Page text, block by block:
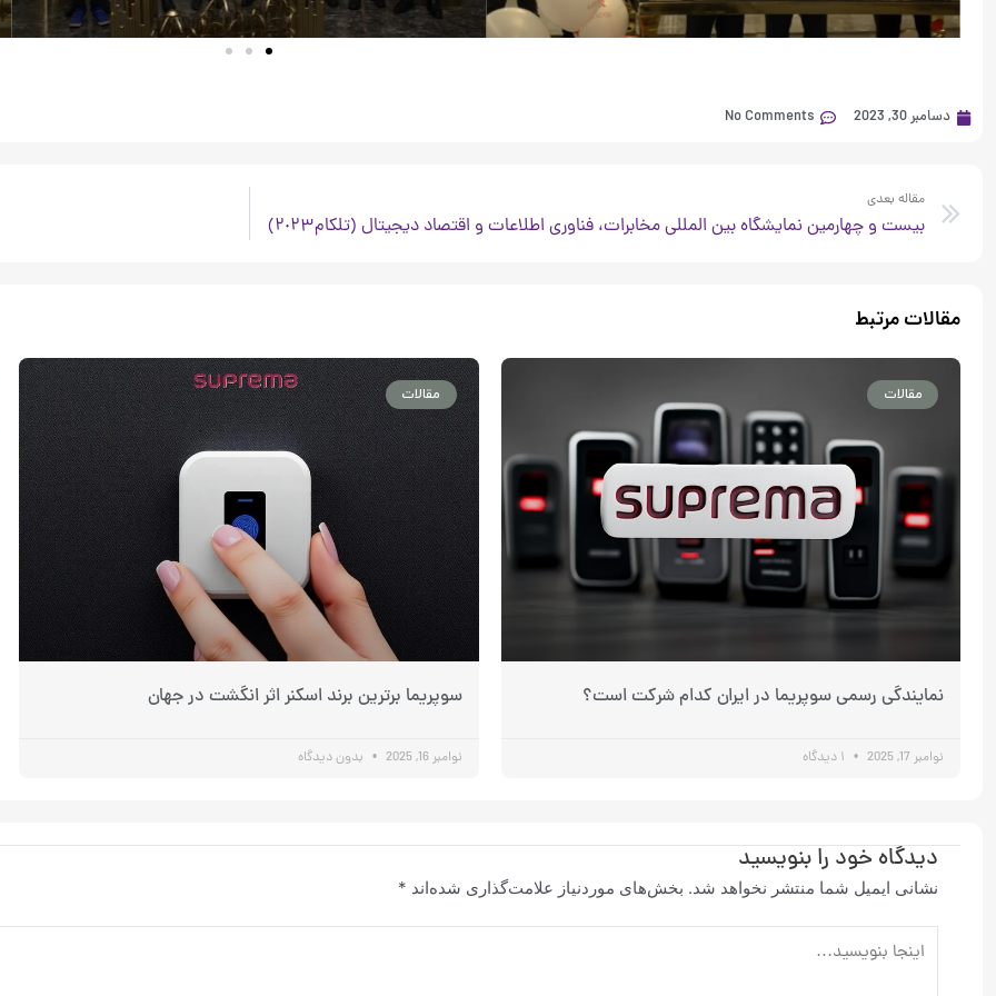
دسامبر 30, 2023 No Comments
Prev
مقاله بعدی
بیست و چهارمین نمایشگاه بین المللی مخابرات، فناوری اطلاعات و اقتصاد دیجیتال (تلکام٢٠٢٣)
مقالات مرتبط
مقالات
نمایندگی رسمی سوپریما در ایران کدام شرکت است؟
نوامبر 17, 2025
مقالات
سوپریما برترین برند اسکنر اثر انگشت در جهان
نوامبر 16, 2025 بدون دیدگاه
دیدگاه‌ خود را بنویسید
نشانی ایمیل شما منتشر نخواهد شد. بخش‌های موردنیاز علامت‌گذاری شده‌اند *
بنویسید…